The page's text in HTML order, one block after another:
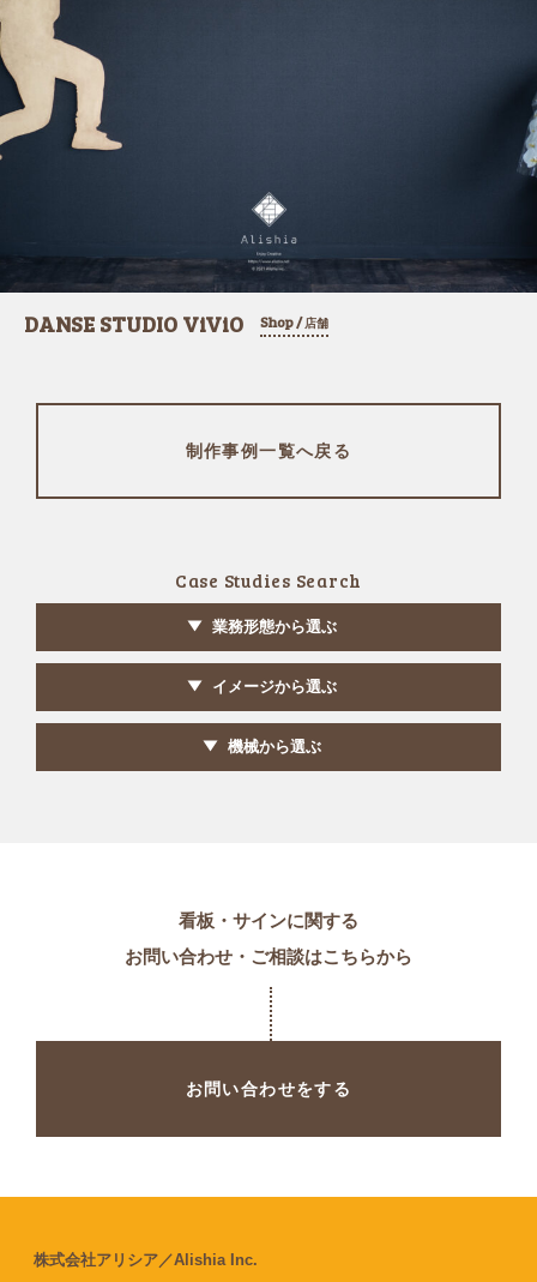
DANSE STUDIO ViViO Shop / 店舗
制作事例一覧へ戻る
Case Studies Search
業務形態から選ぶ
イメージから選ぶ
機械から選ぶ
看板・サインに関する
お問い合わせ・ご相談はこちらから
お問い合わせをする
株式会社アリシア／Alishia Inc.